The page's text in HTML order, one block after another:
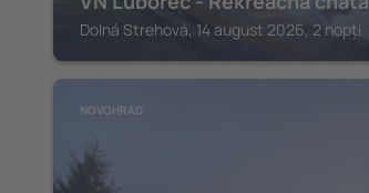
Dolná Strehová, 14 august 2026, 2 nopți
NOVOHRAD